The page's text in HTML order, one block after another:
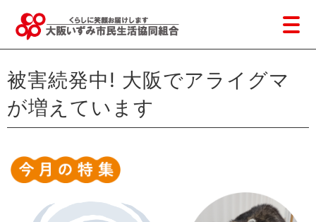
被害続発中! 大阪でアライグマ
が増えています